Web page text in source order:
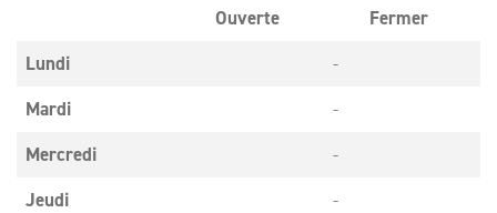
Ouverte
Fermer
Lundi
-
Mardi
-
Mercredi
-
Jeudi
-